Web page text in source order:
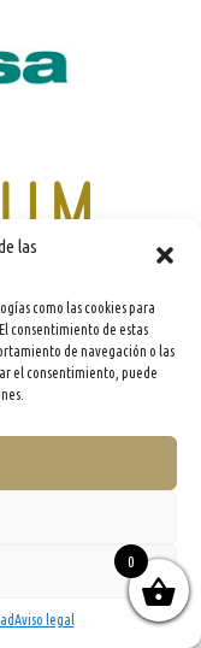
las
como las cookies para
consentimiento de estas
de navegación o las
el consentimiento, puede
Aviso legal
de Cookies·Política de
0